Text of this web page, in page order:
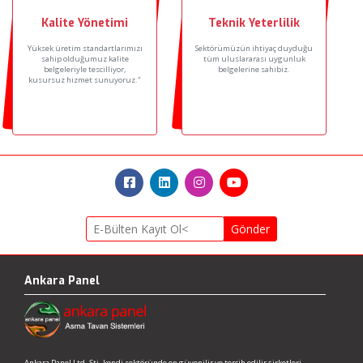
Kalite Yönetimi
Yüksek üretim standartlarımızı
sahip olduğumuz kalite
belgeleriyle tescilliyor,
kusursuz hizmet sunuyoruz."
Teknik Yeterlilik
Sektörümüzün ihtiyaç duyduğu
tüm uluslararası uygunluk
belgelerine sahibiz.
Gönder
Ankara Panel